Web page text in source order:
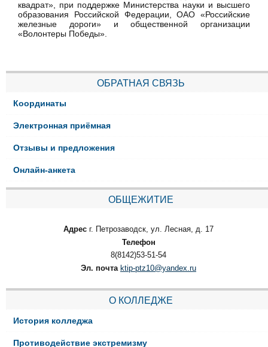
квадрат», при поддержке Министерства науки и высшего
образования Российской Федерации, ОАО «Российские
железные дороги» и общественной организации
«Волонтеры Победы».
ОБРАТНАЯ СВЯЗЬ
Координаты
Электронная приёмная
Отзывы и предложения
Онлайн-анкета
ОБЩЕЖИТИЕ
Адрес г. Петрозаводск, ул. Лесная, д. 17
Телефон
8(8142)53-51-54
Эл. почта ktip-ptz10@yandex.ru
О КОЛЛЕДЖЕ
История колледжа
Противодействие экстремизму